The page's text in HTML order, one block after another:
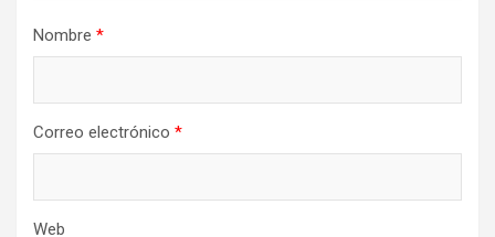
Nombre *
Correo electrónico *
Web